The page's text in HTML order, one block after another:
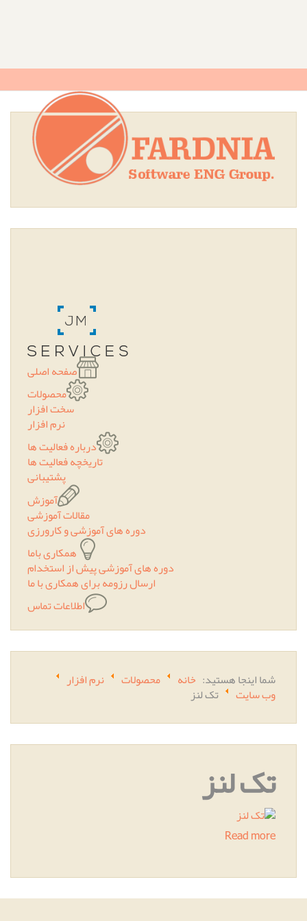
صفحه اصلی
محصولات
سخت افزار
نرم افزار
درباره فعالیت ها
تاریخچه فعالیت ها
پشتیبانی
آموزش
مقالات آموزشی
دوره های آموزشی و کارورزی
همکاری باما
دوره های آموزشی پیش از استخدام
ارسال رزومه برای همکاری با ما
اطلاعات تماس
شما اینجا هستید: خانه محصولات نرم افزار
وب سایت تک لنز
تک لنز
Read more